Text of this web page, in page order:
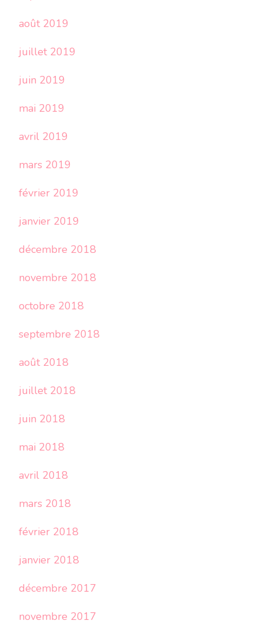
août 2019
juillet 2019
juin 2019
mai 2019
avril 2019
mars 2019
février 2019
janvier 2019
décembre 2018
novembre 2018
octobre 2018
septembre 2018
août 2018
juillet 2018
juin 2018
mai 2018
avril 2018
mars 2018
février 2018
janvier 2018
décembre 2017
novembre 2017